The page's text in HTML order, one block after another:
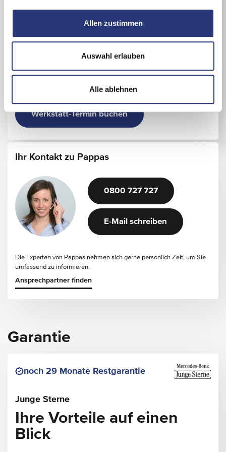
Allen zustimmen
Auswahl erlauben
Alle ablehnen
Georg Pappas Automobil GmbH
5020 Salzburg
Werkstatt-Termin buchen
Ihr Kontakt zu Pappas
0800 727 727
E-Mail schreiben
Die Experten von Pappas nehmen sich gerne persönlich Zeit, um Sie
umfassend zu informieren.
Ansprechpartner finden
Garantie
noch 29 Monate Restgarantie
Junge Sterne
Ihre Vorteile auf einen
Blick